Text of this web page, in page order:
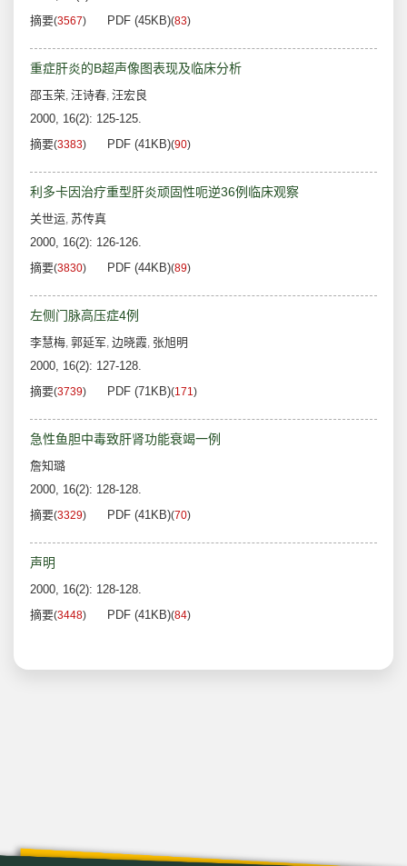
摘要(3567) PDF (45KB)(83)
重症肝炎的B超声像图表现及临床分析
邵玉荣, 汪诗春, 汪宏良
2000, 16(2): 125-125.
摘要(3383) PDF (41KB)(90)
利多卡因治疗重型肝炎顽固性呃逆36例临床观察
关世运, 苏传真
2000, 16(2): 126-126.
摘要(3830) PDF (44KB)(89)
左侧门脉高压症4例
李慧梅, 郭延军, 边晓霞, 张旭明
2000, 16(2): 127-128.
摘要(3739) PDF (71KB)(171)
急性鱼胆中毒致肝肾功能衰竭一例
詹知璐
2000, 16(2): 128-128.
摘要(3329) PDF (41KB)(70)
声明
2000, 16(2): 128-128.
摘要(3448) PDF (41KB)(84)